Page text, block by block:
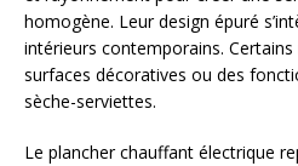
homogène. Leur design épuré
intérieurs contemporains.
surfaces décoratives ou des
sèche-serviettes.
Le plancher chauffant électrique